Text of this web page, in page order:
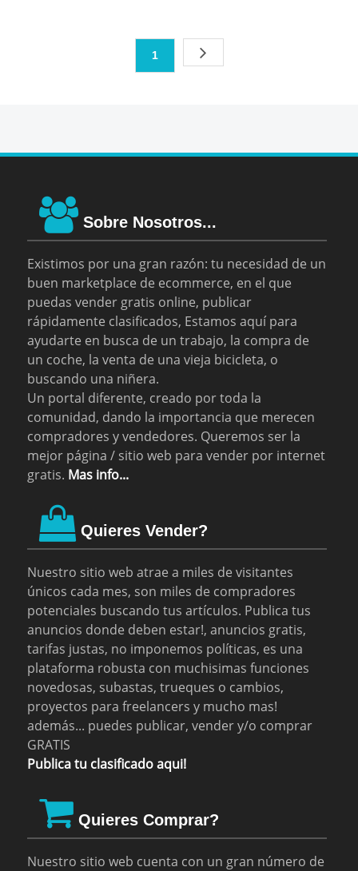
1
Sobre Nosotros...
Existimos por una gran razón: tu necesidad de un
buen marketplace de ecommerce, en el que
puedas vender gratis online, publicar
rápidamente clasificados, Estamos aquí para
ayudarte en busca de un trabajo, la compra de
un coche, la venta de una vieja bicicleta, o
buscando una niñera.
Un portal diferente, creado por toda la
comunidad, dando la importancia que merecen
compradores y vendedores. Queremos ser la
mejor página / sitio web para vender por internet
gratis. Mas info...
Quieres Vender?
Nuestro sitio web atrae a miles de visitantes
únicos cada mes, son miles de compradores
potenciales buscando tus artículos. Publica tus
anuncios donde deben estar!, anuncios gratis,
tarifas justas, no imponemos políticas, es una
plataforma robusta con muchisimas funciones
novedosas, subastas, trueques o cambios,
proyectos para freelancers y mucho mas!
además... puedes publicar, vender y/o comprar
GRATIS
Publica tu clasificado aqui!
Quieres Comprar?
Nuestro sitio web cuenta con un gran número de